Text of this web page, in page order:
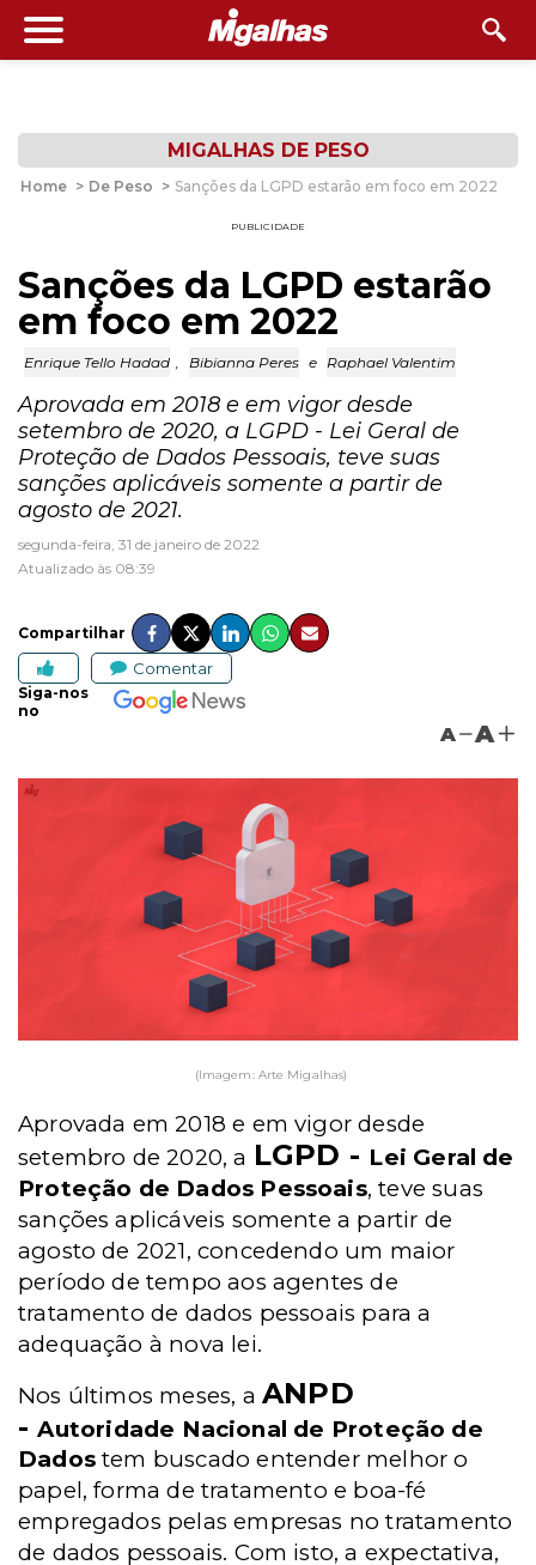
MIGALHAS DE PESO
Home > De Peso > Sanções da LGPD estarão em foco em 2022
PUBLICIDADE
Sanções da LGPD estarão
em foco em 2022
Enrique Tello Hadad , Bibianna Peres e Raphael Valentim
Aprovada em 2018 e em vigor desde
setembro de 2020, a LGPD - Lei Geral de
Proteção de Dados Pessoais, teve suas
sanções aplicáveis somente a partir de
agosto de 2021.
segunda-feira, 31 de janeiro de 2022
Atualizado às 08:39
Compartilhar
Comentar
Siga-nos
no
A A
(Imagem: Arte Migalhas)
Aprovada em 2018 e em vigor desde
setembro de 2020, a LGPD - Lei Geral de
Proteção de Dados Pessoais, teve suas
sanções aplicáveis somente a partir de
agosto de 2021, concedendo um maior
período de tempo aos agentes de
tratamento de dados pessoais para a
adequação à nova lei.
Nos últimos meses, a ANPD
-Autoridade Nacional de Proteção de
Dadostem buscado entender melhor o
papel, forma de tratamento e boa-fé
empregados pelas empresas no tratamento
de dados pessoais. Com isto, a expectativa,